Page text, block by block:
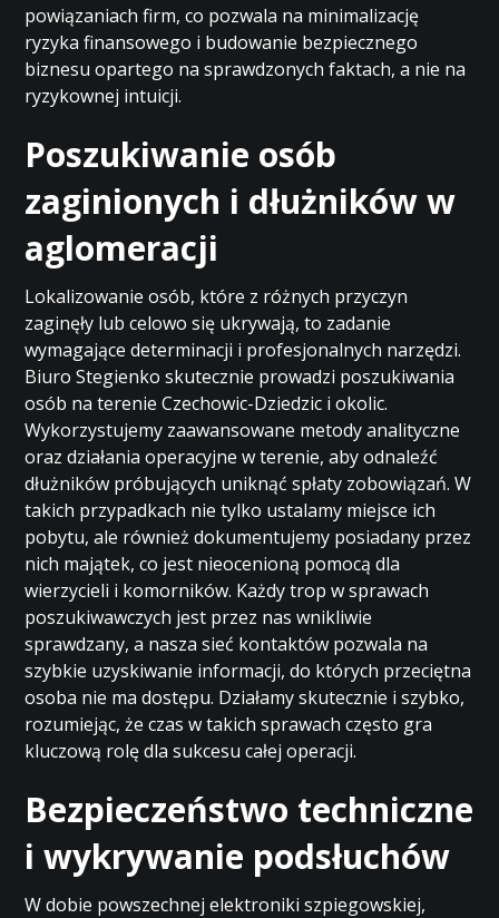
powiązaniach firm, co pozwala na minimalizację
ryzyka finansowego i budowanie bezpiecznego
biznesu opartego na sprawdzonych faktach, a nie na
ryzykownej intuicji.
Poszukiwanie osób
zaginionych i dłużników w
aglomeracji
Lokalizowanie osób, które z różnych przyczyn
zaginęły lub celowo się ukrywają, to zadanie
wymagające determinacji i profesjonalnych narzędzi.
Biuro Stegienko skutecznie prowadzi poszukiwania
osób na terenie Czechowic-Dziedzic i okolic.
Wykorzystujemy zaawansowane metody analityczne
oraz działania operacyjne w terenie, aby odnaleźć
dłużników próbujących uniknąć spłaty zobowiązań. W
takich przypadkach nie tylko ustalamy miejsce ich
pobytu, ale również dokumentujemy posiadany przez
nich majątek, co jest nieocenioną pomocą dla
wierzycieli i komorników. Każdy trop w sprawach
poszukiwawczych jest przez nas wnikliwie
sprawdzany, a nasza sieć kontaktów pozwala na
szybkie uzyskiwanie informacji, do których przeciętna
osoba nie ma dostępu. Działamy skutecznie i szybko,
rozumiejąc, że czas w takich sprawach często gra
kluczową rolę dla sukcesu całej operacji.
Bezpieczeństwo techniczne
i wykrywanie podsłuchów
W dobie powszechnej elektroniki szpiegowskiej,